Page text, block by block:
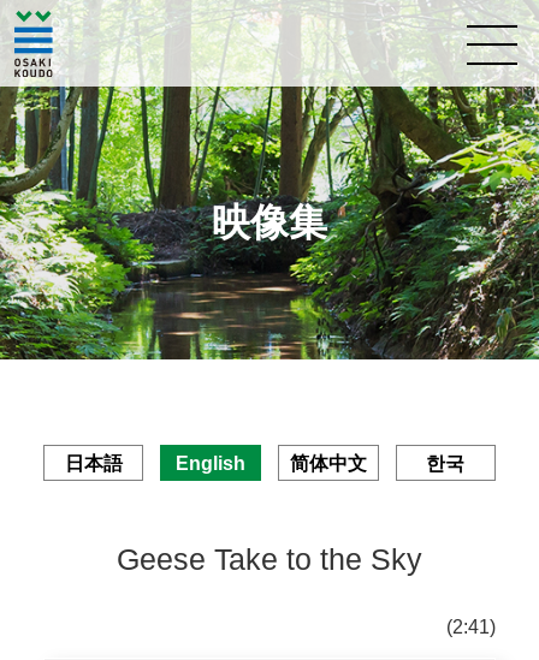
映像集
日本語 English 简体中文 한국
Geese Take to the Sky
(2:41)